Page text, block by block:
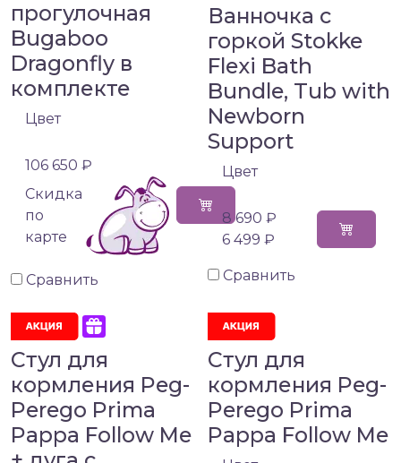
прогулочная
Bugaboo
Dragonfly в
комплекте
Цвет
106 650 ₽
Cкидка
по
карте
Сравнить
Ванночка с
горкой Stokke
Flexi Bath
Bundle, Tub with
Newborn
Support
Цвет
8 690 ₽
6 499 ₽
Сравнить
Стул для
кормления Peg-
Perego Prima
Pappa Follow Me
Стул для
кормления Peg-
Perego Prima
Pappa Follow Me